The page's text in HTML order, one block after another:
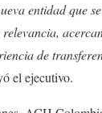
entidad que
de
el ejecutivo.